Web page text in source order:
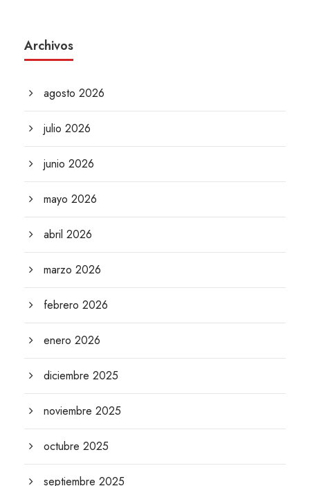
Archivos
agosto 2026
julio 2026
junio 2026
mayo 2026
abril 2026
marzo 2026
febrero 2026
enero 2026
diciembre 2025
noviembre 2025
octubre 2025
septiembre 2025